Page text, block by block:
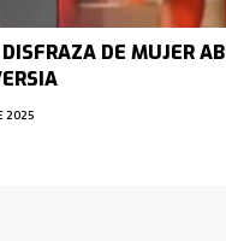
DE MUJER
2025